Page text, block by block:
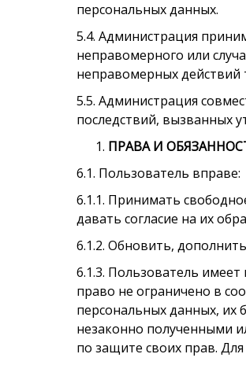
персональных данных.
5.4. Администрация
неправомерного или
неправомерных действий
5.5. Администрация
последствий, вызванных
ПРАВА И
6.1. Пользователь вправе:
6.1.1. Принимать
давать согласие на их
6.1.2. Обновить,
6.1.3. Пользователь
право не ограничено в
персональных данных, их
незаконно полученными
по защите своих прав.